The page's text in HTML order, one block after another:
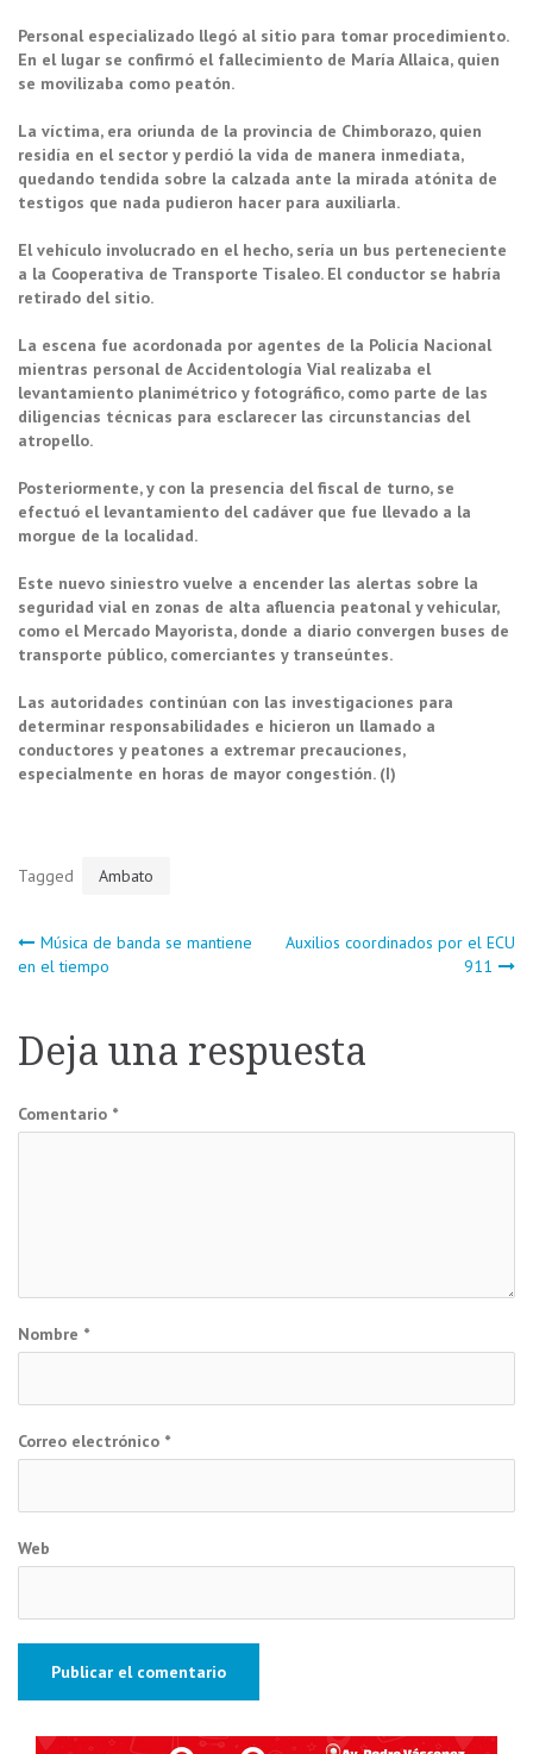
Personal especializado llegó al sitio para tomar procedimiento.
En el lugar se confirmó el fallecimiento de María Allaica, quien
se movilizaba como peatón.
La víctima, era oriunda de la provincia de Chimborazo, quien
residía en el sector y perdió la vida de manera inmediata,
quedando tendida sobre la calzada ante la mirada atónita de
testigos que nada pudieron hacer para auxiliarla.
El vehículo involucrado en el hecho, sería un bus perteneciente
a la Cooperativa de Transporte Tisaleo. El conductor se habría
retirado del sitio.
La escena fue acordonada por agentes de la Policía Nacional
mientras personal de Accidentología Vial realizaba el
levantamiento planimétrico y fotográfico, como parte de las
diligencias técnicas para esclarecer las circunstancias del
atropello.
Posteriormente, y con la presencia del fiscal de turno, se
efectuó el levantamiento del cadáver que fue llevado a la
morgue de la localidad.
Este nuevo siniestro vuelve a encender las alertas sobre la
seguridad vial en zonas de alta afluencia peatonal y vehicular,
como el Mercado Mayorista, donde a diario convergen buses de
transporte público, comerciantes y transeúntes.
Las autoridades continúan con las investigaciones para
determinar responsabilidades e hicieron un llamado a
conductores y peatones a extremar precauciones,
especialmente en horas de mayor congestión. (I)
Tagged Ambato
Navegación
entradas
Música de banda se mantiene
en el tiempo
Auxilios coordinados por el ECU
911
Deja una respuesta
Comentario *
Nombre *
Correo electrónico *
Web